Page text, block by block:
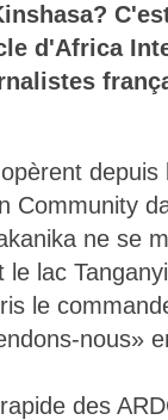
d'Africa
depuis
Community
ne se
lac
le
nous»
des